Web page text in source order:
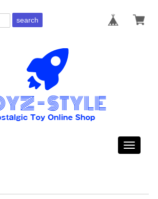
search
Toggle